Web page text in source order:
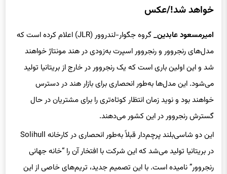
خواهد شد!/عکس
امیرمسعود عابدین_
گروه جگوار-لندروور (JLR) اعلام کرده است که
مدل‌های رنجروور و رنجروور اسپرت به‌زودی در هند مونتاژ خواهند
شد و این اولین باری است که یک رنجروور در خارج از بریتانیا تولید
می‌شود. این مدل‌ها به‌طور انحصاری برای بازار هند در دسترس
خواهند بود و نوید زمان انتظار کوتاه‌تری را برای مشتریان در حال
گسترش رنجروور در این کشور می‌دهند.
این دو شاسی‌بلند پرچم‌دار قبلاً به‌طور انحصاری در کارخانه Solihull
در بریتانیا تولید می‌شد که این شرکت با افتخار آن را “خانه جهانی
رنجروور” نامیده است. با این تصمیم جدید، تریم‌های خاصی از این